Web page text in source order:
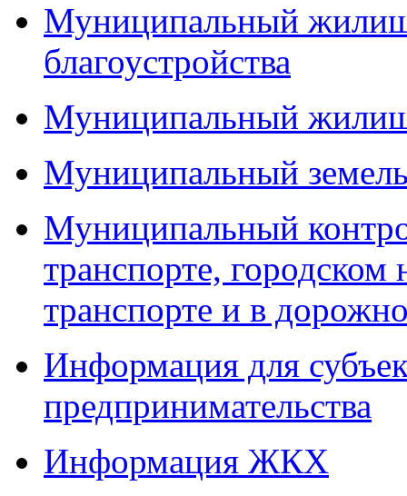
Муниципальный
благоустройства
Муниципальный
Муниципальный
Муниципальный
транспорте, городском
транспорте и в
Информация для
предпринимательства
Информация ЖКХ